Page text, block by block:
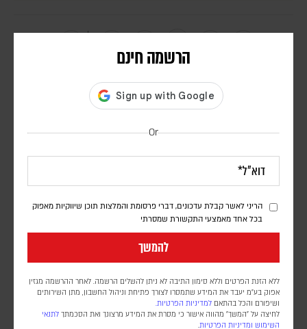
הרשמה חינם
Or
הריני לאשר קבלת עדכונים, דברי פרסומת והמלצות תוכן שיווקיות מאפוק
בכל אחד מאמצעי התקשורת שמסרתי
להמשך
ללא הזנת הפרטים וללא סימון התיבה לא ניתן להשלים הרשמה. לאחר ההרשמה מגזין
אפוק בע״מ יעבד את המידע שתמסרו לצורך פתיחת וניהול החשבון, מתן השירותים
ושיפורם והכל בהתאם למדיניות הפרטיות.
לחיצה על "המשך" מהווה אישור כי מסרת את המידע מרצונך ואת הסכמתך לתנאי
השימוש ומדיניות הפרטיות.
כתבות נוספות שעשויות לעניין אותך
מוסד הלימוד החשוב ביותר של העולם הסוני פרסם